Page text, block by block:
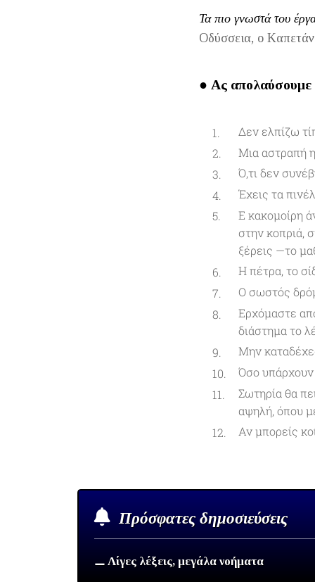
Τα πιο γνωστά του
Οδύσσεια, ο
● Ας
Δεν ελπίζω
Μια αστραπή
Ό,τι δεν
Έχεις τα
Ε κακομοίρη
στην κοπριά,
ξέρεις —το
Η πέτρα, το
O σωστός
Ερχόμαστε
διάστημα το
Μην
Όσο υπάρχουν
Σωτηρία θα
αψηλή, όπου
Αν μπορείς
Πρόσφατες δημοσιεύσεις
⚊ Λίγες λέξεις, μεγάλα νοήματα